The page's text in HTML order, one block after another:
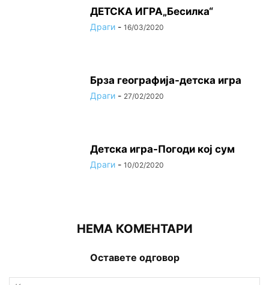
ДЕТСКА ИГРА„Бесилка“
Драги - 16/03/2020
Брза географија-детска игра
Драги - 27/02/2020
Детска игра-Погоди кој сум
Драги - 10/02/2020
НЕМА КОМЕНТАРИ
Оставете одговор